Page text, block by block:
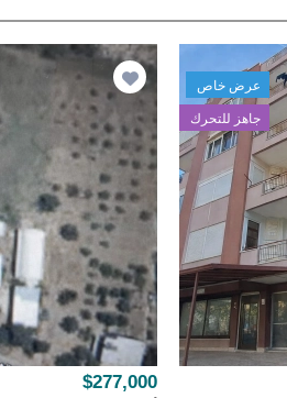
عرض خاص
جاهز للتحرك
$277,000